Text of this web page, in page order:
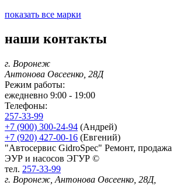
показать все марки
наши контакты
г. Воронеж
Антонова Овсеенко, 28Д
Режим работы:
ежедневно 9:00 - 19:00
Телефоны:
257-33-99
+7 (900) 300-24-94 (Андрей)
+7 (920) 427-00-16 (Евгений)
"Автосервис GidroSpec" Ремонт,
ЭУР и насосов ЭГУР ©
тел. 257-33-99
г. Воронеж, Антонова Овсеенко, 28Д,